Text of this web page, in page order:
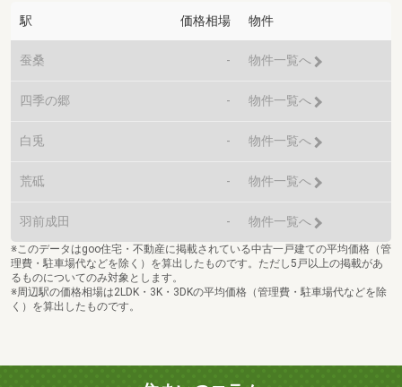
駅 価格相場 物件
蚕桑 - 物件一覧へ
四季の郷 - 物件一覧へ
白兎 - 物件一覧へ
荒砥 - 物件一覧へ
羽前成田 - 物件一覧へ
※このデータはgoo住宅・不動産に掲載されている中古一戸建ての平均価格（管
理費・駐車場代などを除く）を算出したものです。ただし5戸以上の掲載があ
るものについてのみ対象とします。
※周辺駅の価格相場は2LDK・3K・3DKの平均価格（管理費・駐車場代などを除
く）を算出したものです。